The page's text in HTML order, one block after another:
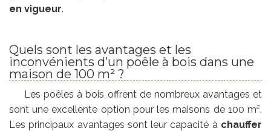
en vigueur.
Quels sont les avantages et les
inconvénients d’un poêle à bois dans une
maison de 100 m² ?
Les poêles à bois offrent de nombreux avantages et
sont une excellente option pour les maisons de 100 m².
Les principaux avantages sont leur capacité à chauffer